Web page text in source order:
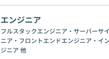
都 神奈川県 新潟県 富山県
ブロックチェーン ChatGPT
エンジニア
フルスタックエンジニア・サーバーサ
ニア・フロントエンドエンジニア・イ
ジニア 他